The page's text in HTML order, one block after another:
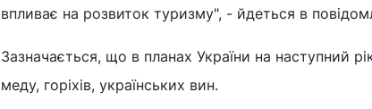
впливає на розвиток туризму", - йдеться в
Зазначається, що в планах України на наступний
меду, горіхів, українських вин.